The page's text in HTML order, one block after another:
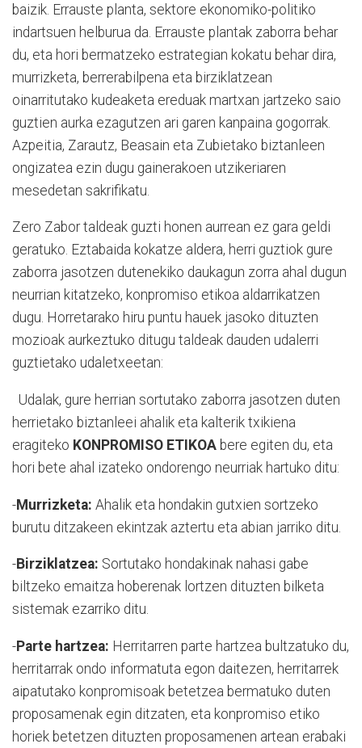
baizik. Errauste planta, sektore ekonomiko-politiko
indartsuen helburua da. Errauste plantak zaborra behar
du, eta hori bermatzeko estrategian kokatu behar dira,
murrizketa, berrerabilpena eta birziklatzean
oinarritutako kudeaketa ereduak martxan jartzeko saio
guztien aurka ezagutzen ari garen kanpaina gogorrak.
Azpeitia, Zarautz, Beasain eta Zubietako biztanleen
ongizatea ezin dugu gainerakoen utzikeriaren
mesedetan sakrifikatu.
Zero Zabor taldeak guzti honen aurrean ez gara geldi
geratuko. Eztabaida kokatze aldera, herri guztiok gure
zaborra jasotzen dutenekiko daukagun zorra ahal dugun
neurrian kitatzeko, konpromiso etikoa aldarrikatzen
dugu. Horretarako hiru puntu hauek jasoko dituzten
mozioak aurkeztuko ditugu taldeak dauden udalerri
guztietako udaletxeetan:
Udalak, gure herrian sortutako zaborra jasotzen duten
herrietako biztanleei ahalik eta kalterik txikiena
eragiteko KONPROMISO ETIKOA bere egiten du, eta
hori bete ahal izateko ondorengo neurriak hartuko ditu:
-Murrizketa: Ahalik eta hondakin gutxien sortzeko
burutu ditzakeen ekintzak aztertu eta abian jarriko ditu.
-Birziklatzea: Sortutako hondakinak nahasi gabe
biltzeko emaitza hoberenak lortzen dituzten bilketa
sistemak ezarriko ditu.
-Parte hartzea: Herritarren parte hartzea bultzatuko du,
herritarrak ondo informatuta egon daitezen, herritarrek
aipatutako konpromisoak betetzea bermatuko duten
proposamenak egin ditzaten, eta konpromiso etiko
horiek betetzen dituzten proposamenen artean erabaki